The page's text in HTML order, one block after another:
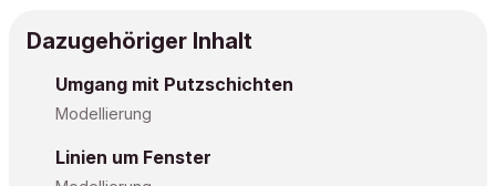
Dazugehöriger Inhalt
Umgang mit Putzschichten
Modellierung
Linien um Fenster